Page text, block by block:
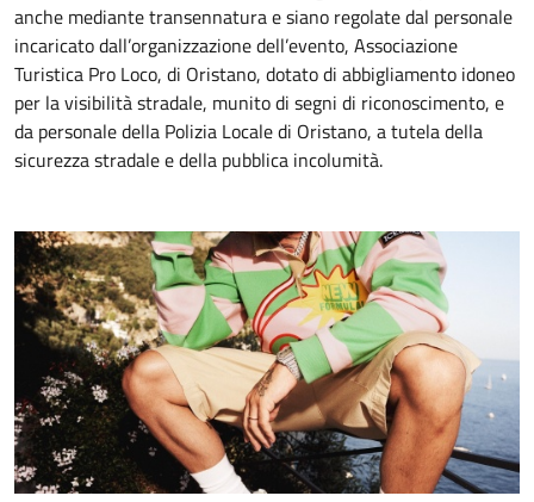
anche mediante transennatura e siano regolate dal personale
incaricato dall’organizzazione dell’evento, Associazione
Turistica Pro Loco, di Oristano, dotato di abbigliamento idoneo
per la visibilità stradale, munito di segni di riconoscimento, e
da personale della Polizia Locale di Oristano, a tutela della
sicurezza stradale e della pubblica incolumità.